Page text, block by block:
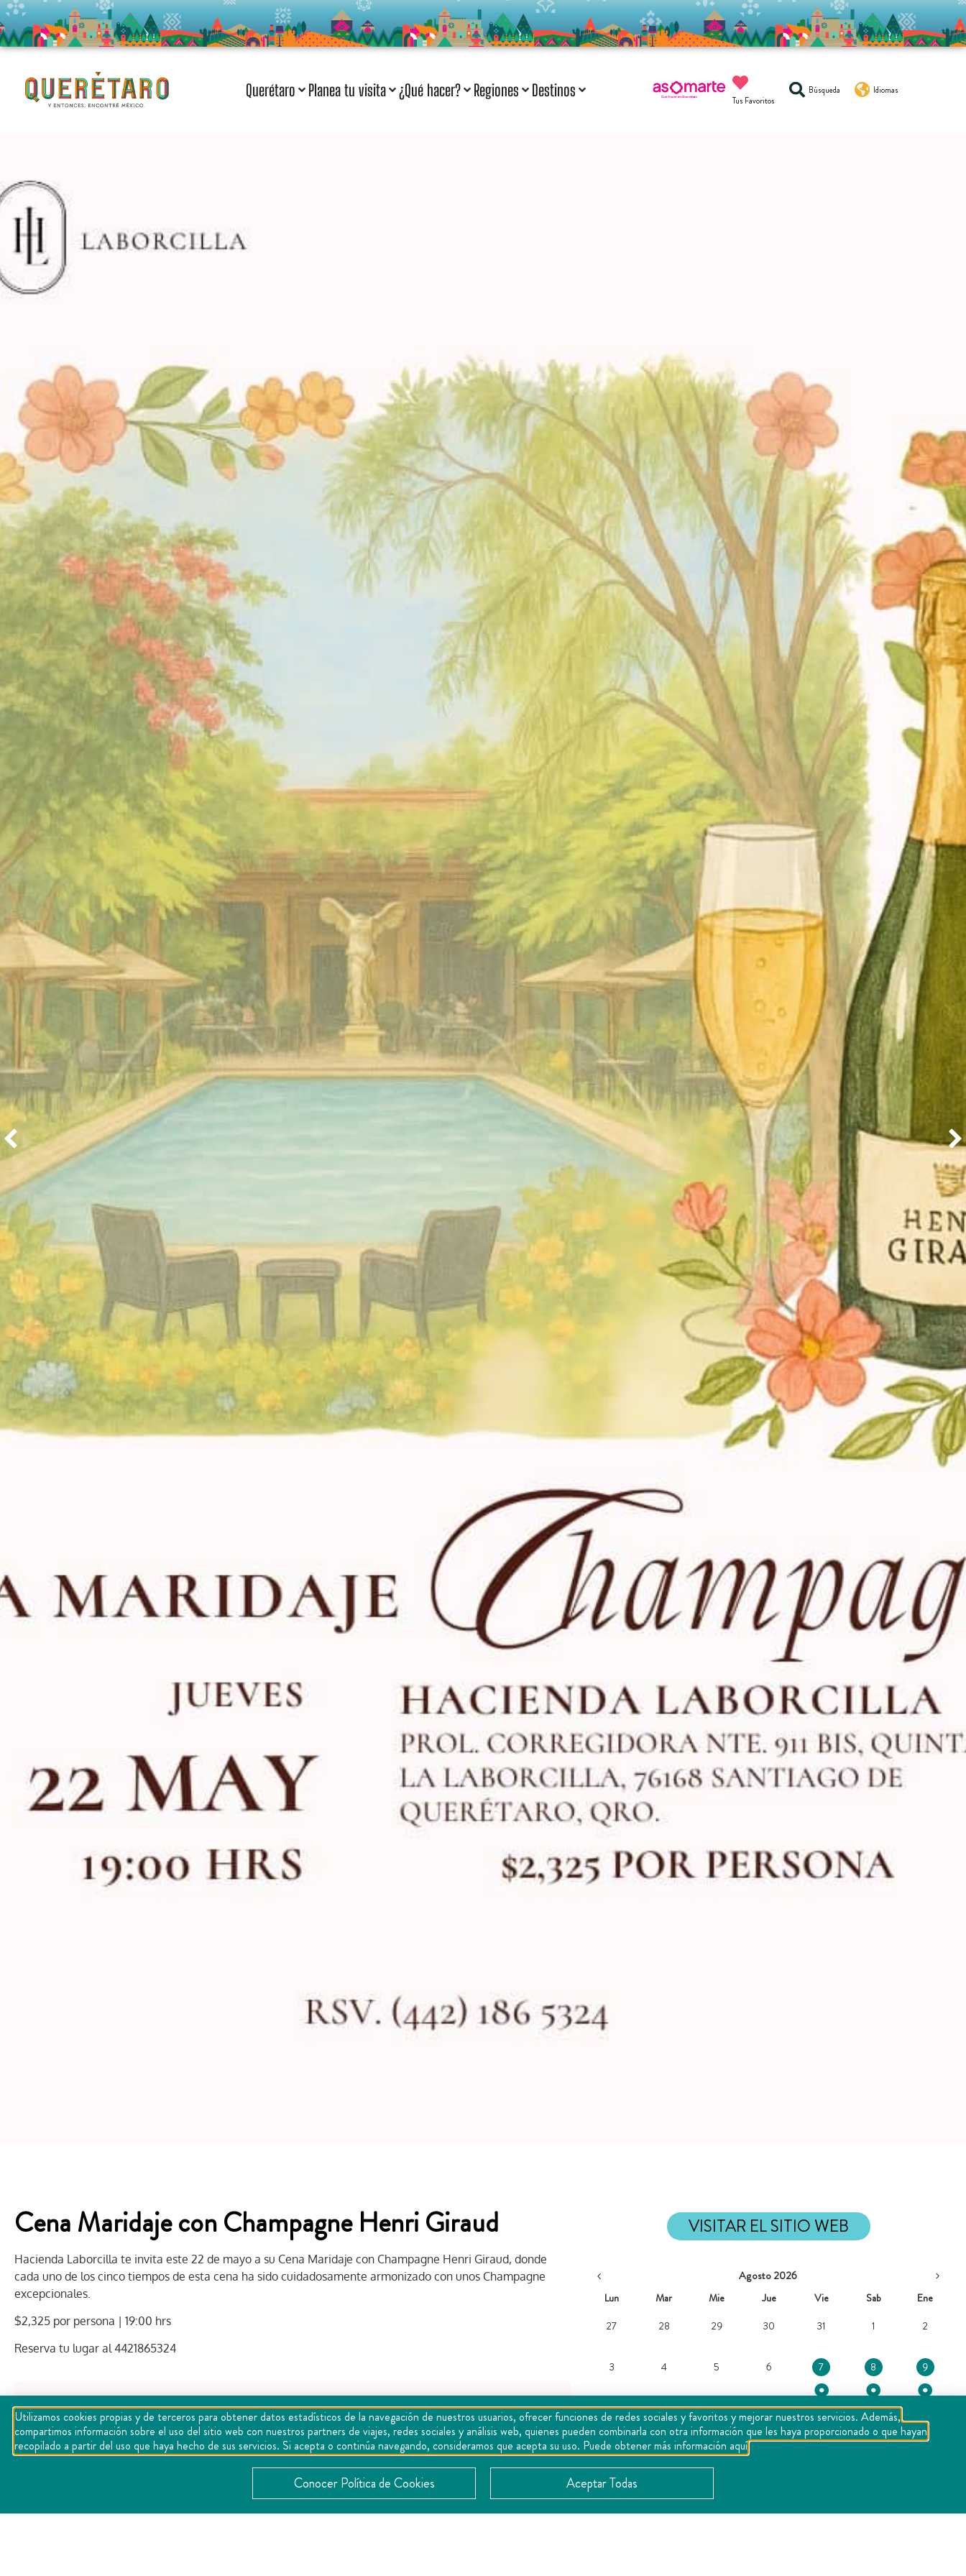
Querétaro Planea tu visita ¿Qué hacer? Regiones Destinos
Tus Favoritos
Búsqueda Idiomas
Cena Maridaje con Champagne Henri Giraud
Hacienda Laborcilla te invita este 22 de mayo a su Cena Maridaje con Champagne Henri Giraud, donde
cada uno de los cinco tiempos de esta cena ha sido cuidadosamente armonizado con unos Champagne
excepcionales.
$2,325 por persona | 19:00 hrs
Reserva tu lugar al 4421865324
VISITAR EL SITIO WEB
Agosto 2026
Lun
Mar Mie Jue Vie Sab
Ene
27
28 29 30 31 1 2
3 4 5 6 7 8 9
11 12 13 14 15 16
17 18 19 20 21 22 23
Utilizamos cookies propias y de terceros para obtener datos estadísticos de la navegación de nuestros usuarios, ofrecer funciones de redes sociales y favoritos y mejorar nuestros servicios. Además,
compartimos información sobre el uso del sitio web con nuestros partners de viajes, redes sociales y análisis web, quienes pueden combinarla con otra información que les haya proporcionado o que hayan
recopilado a partir del uso que haya hecho de sus servicios. Si acepta o continúa navegando, consideramos que acepta su uso. Puede obtener más información aquí
Conocer Política de Cookies Aceptar Todas